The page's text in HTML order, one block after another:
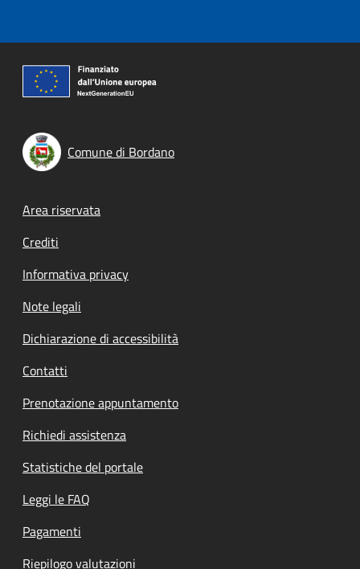
Comune di Bordano
Footer menu
Area riservata
Crediti
Informativa privacy
Note legali
Dichiarazione di accessibilità
Contatti
Prenotazione appuntamento
Richiedi assistenza
Statistiche del portale
Leggi le FAQ
Pagamenti
Riepilogo valutazioni